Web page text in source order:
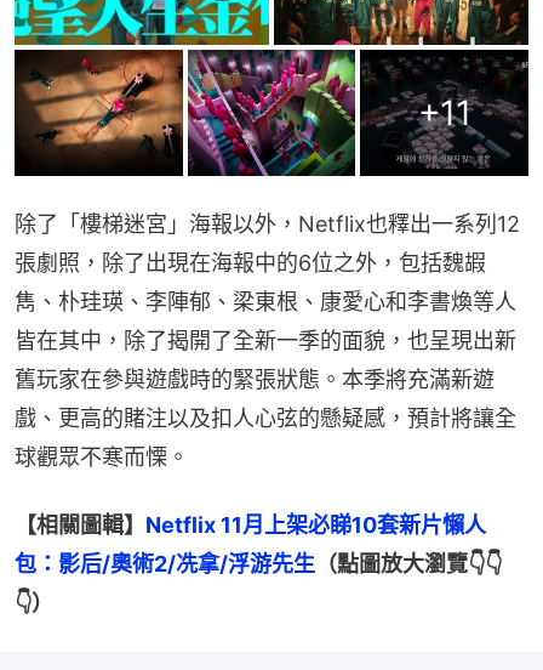
+11
除了「樓梯迷宮」海報以外，Netflix也釋出一系列12
張劇照，除了出現在海報中的6位之外，包括魏嘏
雋、朴珪瑛、李陣郁、梁東根、康愛心和李書煥等人
皆在其中，除了揭開了全新一季的面貌，也呈現出新
舊玩家在參與遊戲時的緊張狀態。本季將充滿新遊
戲、更高的賭注以及扣人心弦的懸疑感，預計將讓全
球觀眾不寒而慄。
【相關圖輯】 Netflix 11月上架必睇10套新片懶人
包：影后/奧術2/冼拿/浮游先生 （點圖放大瀏覽👇👇
👇）